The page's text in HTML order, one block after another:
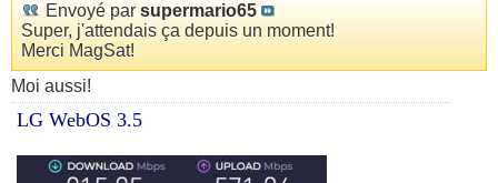
Envoyé par supermario65
Super, j'attendais ça depuis un moment!
Merci MagSat!
Moi aussi!
LG WebOS 3.5